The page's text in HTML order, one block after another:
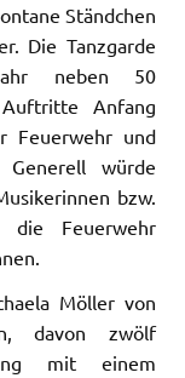
Ständchen
Die Tanzgarde
neben 50
Auftritte Anfang
Feuerwehr und
Generell würde
bzw.
die Feuerwehr
Möller von
davon zwölf
mit einem